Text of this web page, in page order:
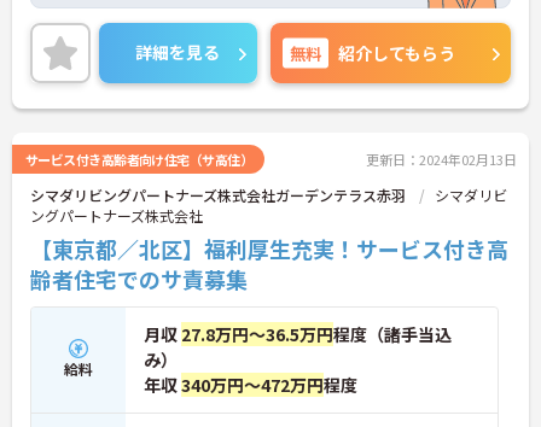
詳細を見る 無料 紹介してもらう
サービス付き高齢者向け住宅（サ高住） 更新日：2024年02月13日
シマダリビングパートナーズ株式会社ガーデンテラス赤羽
シマダリビ
ングパートナーズ株式会社
【東京都／北区】福利厚生充実！サービス付き高
齢者住宅でのサ責募集
給料
月収 27.8万円～36.5万円程度（諸手当込
み）
年収340万円～472万円程度